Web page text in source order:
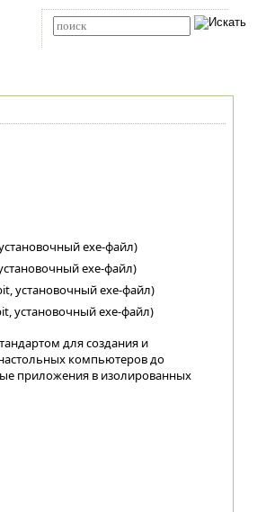
exe-файл)
exe-файл)
установочный exe-файл)
установочный exe-файл)
для создания и
компьютеров до
приложения в изолированных